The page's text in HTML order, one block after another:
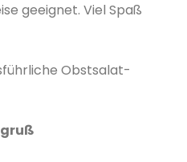
geeignet. Viel Spaß
Obstsalat-